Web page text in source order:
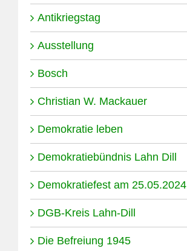
Antikriegstag
Ausstellung
Bosch
Christian W. Mackauer
Demokratie leben
Demokratiebündnis Lahn Dill
Demokratiefest am 25.05.2024
DGB-Kreis Lahn-Dill
Die Befreiung 1945